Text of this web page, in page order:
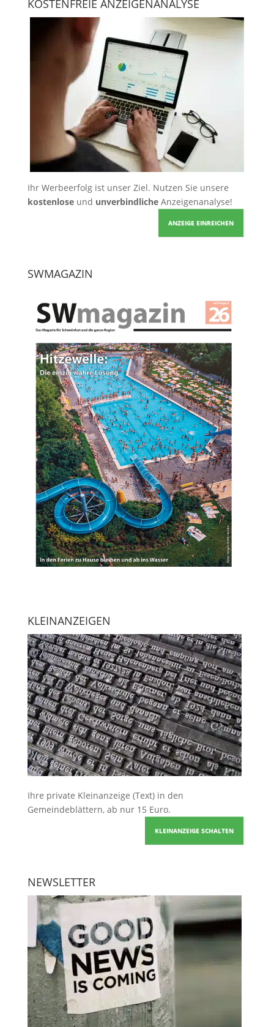
KOSTENFREIE ANZEIGENANALYSE
Ihr Werbeerfolg ist unser Ziel. Nutzen Sie unsere
kostenloseund unverbindlicheAnzeigenanalyse!
ANZEIGE EINREICHEN
SWMAGAZIN
KLEINANZEIGEN
Ihre private Kleinanzeige (Text) in den
Gemeindeblättern, ab nur 15 Euro.
KLEINANZEIGE SCHALTEN
NEWSLETTER